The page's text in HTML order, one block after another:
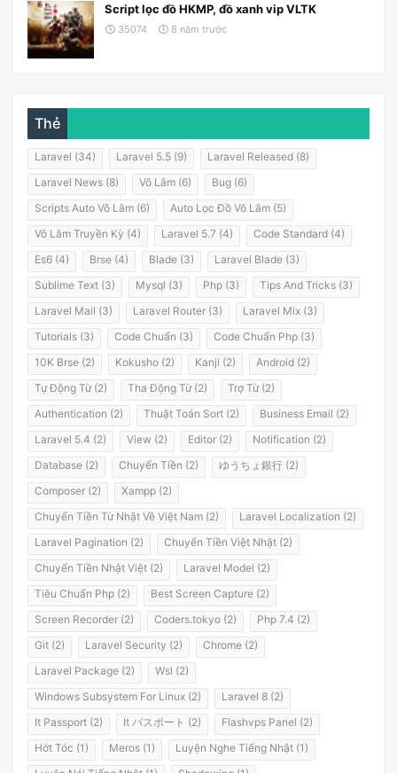
Script lọc đồ HKMP, đồ xanh vip VLTK
35074 8 năm trước
Thẻ
Laravel (34) Laravel 5.5 (9)
Laravel Released (8)
Laravel News (8)
Võ Lâm (6)
Bug (6)
Scripts Auto Võ Lâm (6)
Auto Lọc Đồ Võ Lâm (5)
Võ Lâm Truyền Kỳ (4)
Laravel 5.7 (4)
Code Standard (4)
Es6 (4)
Brse (4) Blade (3)
Laravel Blade (3)
Sublime Text (3)
Mysql (3) Php (3)
Tips And Tricks (3)
Laravel Mail (3)
Laravel Router (3)
Laravel Mix (3)
Tutorials (3)
Code Chuẩn (3)
Code Chuẩn Php (3)
10K Brse (2)
Kokusho (2) Kanji (2)
Android (2)
Tự Động Từ (2)
Tha Động Từ (2)
Trợ Từ (2)
Authentication (2)
Thuật Toán Sort (2)
Business Email (2)
Laravel 5.4 (2)
View (2) Editor (2)
Notification (2)
Database (2)
Chuyển Tiền (2)
ゆうちょ銀行 (2)
Composer (2)
Xampp (2)
Chuyển Tiền Từ Nhật Về Việt Nam (2)
Laravel Localization (2)
Laravel Pagination (2)
Chuyển Tiền Việt Nhật (2)
Chuyển Tiền Nhật Việt (2)
Laravel Model (2)
Tiêu Chuẩn Php (2)
Best Screen Capture (2)
Screen Recorder (2)
Coders.tokyo (2)
Php 7.4 (2)
Git (2)
Laravel Security (2)
Chrome (2)
Laravel Package (2)
Wsl (2)
Windows Subsystem For Linux (2)
Laravel 8 (2)
It Passport (2)
It パスポート (2)
Flashvps Panel (2)
Hớt Tóc (1)
Meros (1)
Luyện Nghe Tiếng Nhật (1)